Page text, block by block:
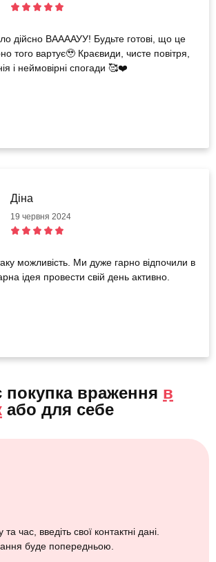
дійсно ВААААУУ! Будьте готові, що це
того вартує🥹 Краєвиди, чисте повітря,
і неймовірні спогади 🥰❤️
Діна
19 червня 2024
можливість. Ми дуже гарно відпочили в
ідея провести свій день активно.
враження в
або для себе
та час, введіть свої контактні дані.
буде попередньою.